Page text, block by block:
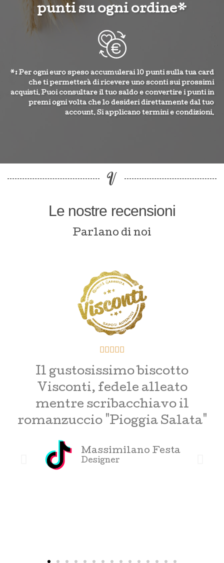
punti su ogni ordine*
*: Per ogni euro speso accumulerai 10 punti sulla tua card
che ti permetterà di ricevere uno sconti sui prossimi
acquisti. Puoi consultare il tuo saldo e convertire i punti in
premi ogni volta che lo desideri direttamente dal tuo
account. Si applicano termini e condizioni.
Le nostre recensioni
Parlano di noi

Il gustosissimo biscotto
Visconti, fedele alleato
mentre scribacchiavo il
romanzuccio "Pioggia Salata"
Massimilano Festa
Designer